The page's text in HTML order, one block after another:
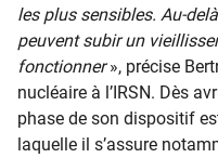
les plus sensibles. Au-
peuvent subir un
fonctionner», précise
nucléaire à l’IRSN. Dès
phase de son dispositif
laquelle il s’assure